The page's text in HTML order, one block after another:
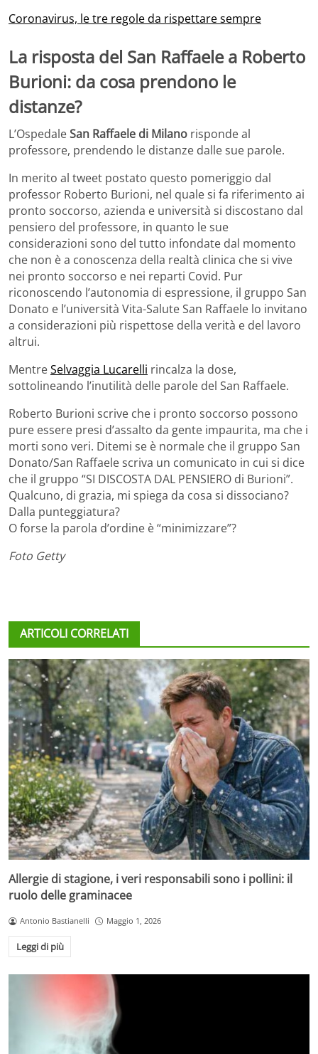
Coronavirus, le tre regole da rispettare sempre
La risposta del San Raffaele a Roberto
Burioni: da cosa prendono le
distanze?
L’OspedaleSan Raffaele di Milano risponde al
professore, prendendo le distanze dalle sue parole.
In merito al tweet postato questo pomeriggio dal
professor Roberto Burioni, nel quale si fa riferimento ai
pronto soccorso, azienda e università si discostano dal
pensiero del professore, in quanto le sue
considerazioni sono del tutto infondate dal momento
che non è a conoscenza della realtà clinica che si vive
nei pronto soccorso e nei reparti Covid. Pur
riconoscendo l’autonomia di espressione, il gruppo San
Donato e l’università Vita-Salute San Raffaele lo invitano
a considerazioni più rispettose della verità e del lavoro
altrui.
MentreSelvaggia Lucarelli rincalza la dose,
sottolineando l’inutilità delle parole del San Raffaele.
Roberto Burioni scrive che i pronto soccorso possono
pure essere presi d’assalto da gente impaurita, ma che i
morti sono veri. Ditemi se è normale che il gruppo San
Donato/San Raffaele scriva un comunicato in cui si dice
che il gruppo “SI DISCOSTA DAL PENSIERO di Burioni”.
Qualcuno, di grazia, mi spiega da cosa si dissociano?
Dalla punteggiatura?
O forse la parola d’ordine è “minimizzare”?
Foto Getty
ARTICOLI CORRELATI
Allergie di stagione, i veri responsabili sono i pollini: il
ruolo delle graminacee
Antonio Bastianelli Maggio 1, 2026
Leggi di più